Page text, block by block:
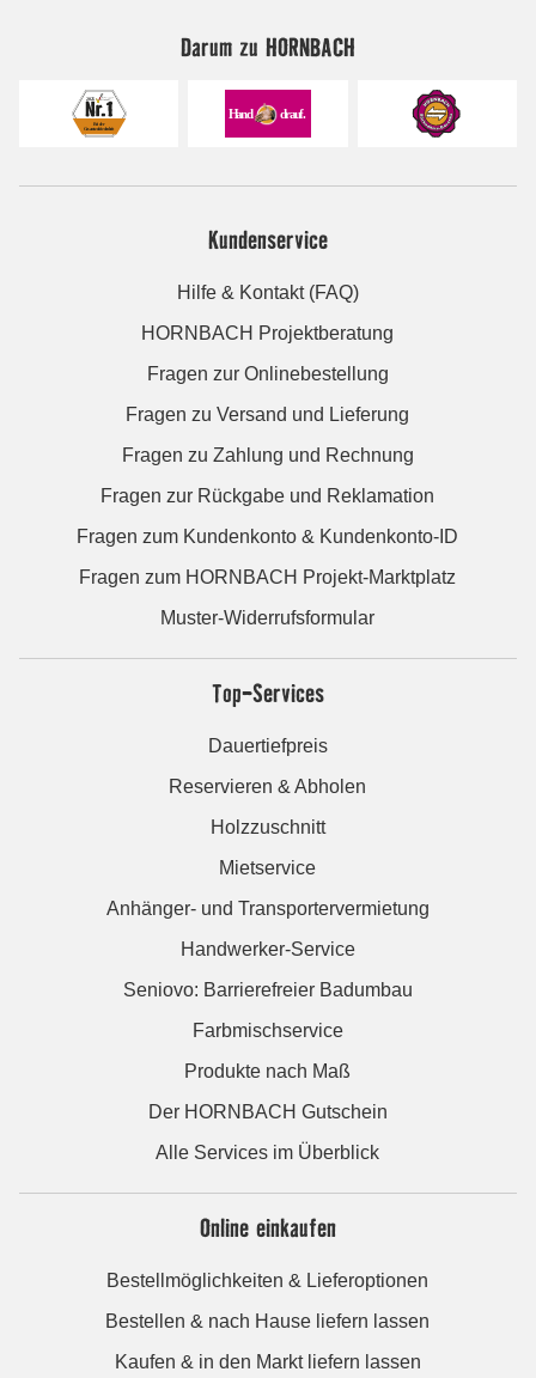
Darum zu HORNBACH
Kundenservice
Hilfe & Kontakt (FAQ)
HORNBACH Projektberatung
Fragen zur Onlinebestellung
Fragen zu Versand und Lieferung
Fragen zu Zahlung und Rechnung
Fragen zur Rückgabe und Reklamation
Fragen zum Kundenkonto & Kundenkonto-ID
Fragen zum HORNBACH Projekt-Marktplatz
Muster-Widerrufsformular
Top-Services
Dauertiefpreis
Reservieren & Abholen
Holzzuschnitt
Mietservice
Anhänger- und Transportervermietung
Handwerker-Service
Seniovo: Barrierefreier Badumbau
Farbmischservice
Produkte nach Maß
Der HORNBACH Gutschein
Alle Services im Überblick
Online einkaufen
Bestellmöglichkeiten & Lieferoptionen
Bestellen & nach Hause liefern lassen
Kaufen & in den Markt liefern lassen